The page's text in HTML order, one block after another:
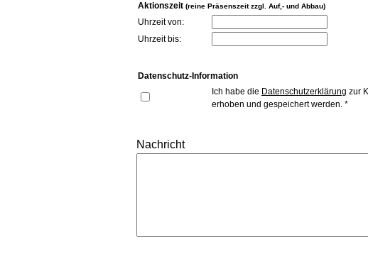
Aktionszeit (reine Präsenszeit zzgl. Auf,- und Abbau)
Uhrzeit von:
Uhrzeit bis:
Datenschutz-Information
Ich habe die Datenschutzerklärung zur
erhoben und gespeichert werden. *
Nachricht